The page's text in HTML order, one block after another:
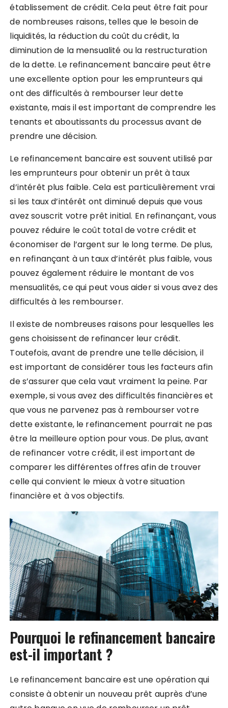
établissement de crédit. Cela peut être fait pour
de nombreuses raisons, telles que le besoin de
liquidités, la réduction du coût du crédit, la
diminution de la mensualité ou la restructuration
de la dette. Le refinancement bancaire peut être
une excellente option pour les emprunteurs qui
ont des difficultés à rembourser leur dette
existante, mais il est important de comprendre les
tenants et aboutissants du processus avant de
prendre une décision.
Le refinancement bancaire est souvent utilisé par
les emprunteurs pour obtenir un prêt à taux
d’intérêt plus faible. Cela est particulièrement vrai
si les taux d’intérêt ont diminué depuis que vous
avez souscrit votre prêt initial. En refinançant, vous
pouvez réduire le coût total de votre crédit et
économiser de l’argent sur le long terme. De plus,
en refinançant à un taux d’intérêt plus faible, vous
pouvez également réduire le montant de vos
mensualités, ce qui peut vous aider si vous avez des
difficultés à les rembourser.
Il existe de nombreuses raisons pour lesquelles les
gens choisissent de refinancer leur crédit.
Toutefois, avant de prendre une telle décision, il
est important de considérer tous les facteurs afin
de s’assurer que cela vaut vraiment la peine. Par
exemple, si vous avez des difficultés financières et
que vous ne parvenez pas à rembourser votre
dette existante, le refinancement pourrait ne pas
être la meilleure option pour vous. De plus, avant
de refinancer votre crédit, il est important de
comparer les différentes offres afin de trouver
celle qui convient le mieux à votre situation
financière et à vos objectifs.
Pourquoi le refinancement bancaire
est-il important ?
Le refinancement bancaire est une opération qui
consiste à obtenir un nouveau prêt auprès d’une